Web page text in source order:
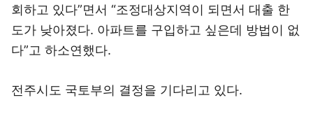
회하고 있다”면서 “조정대상지역이 되면서 대출 한
도가 낮아졌다. 아파트를 구입하고 싶은데 방법이 없
다”고 하소연했다.
전주시도 국토부의 결정을 기다리고 있다.